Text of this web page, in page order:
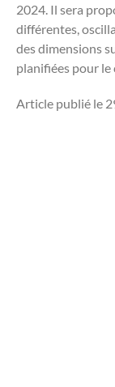
2024. Il sera
différentes,
des dimensions
planifiées pour le
Article publié le